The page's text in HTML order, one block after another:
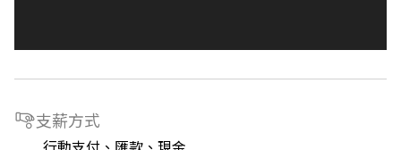
支薪方式